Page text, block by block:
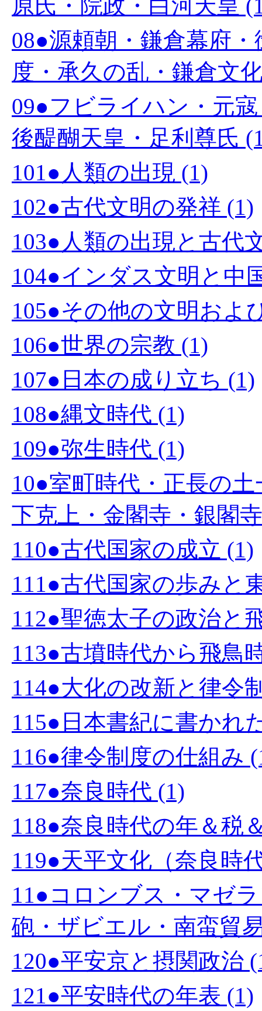
原氏・院政・白河天皇
08●源頼朝・鎌倉幕府
度・承久の乱・鎌倉文
09●フビライハン・元
後醍醐天皇・足利尊氏
101●人類の出現 (1)
102●古代文明の発祥 (1)
103●人類の出現と古代
104●インダス文明と中
105●その他の文明およ
106●世界の宗教 (1)
107●日本の成り立ち (1)
108●縄文時代 (1)
109●弥生時代 (1)
10●室町時代・正長の
下克上・金閣寺・銀閣
110●古代国家の成立 (1)
111●古代国家の歩みと
112●聖徳太子の政治と
113●古墳時代から飛鳥
114●大化の改新と律令
115●日本書紀に書かれ
116●律令制度の仕組み
117●奈良時代 (1)
118●奈良時代の年＆税
119●天平文化（奈良時
11●コロンブス・マゼ
砲・ザビエル・南蛮貿
120●平安京と摂関政治
121●平安時代の年表 (1)